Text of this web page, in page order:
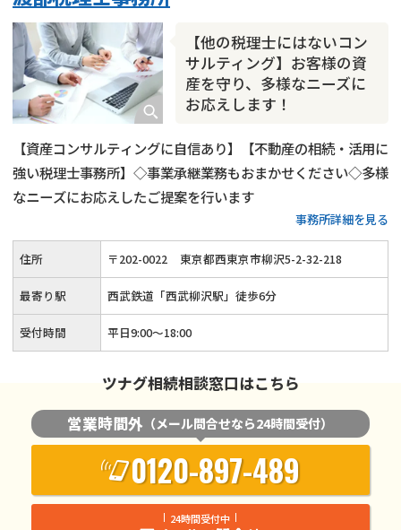
相続人調査
相続トラブル
【他の税理士にはないコン
サルティング】お客様の資
産を守り、多様なニーズに
お応えします！
【資産コンサルティングに自信あり】【不動産の相続・活用に
強い税理士事務所】◇事業承継業務もおまかせください◇多様
なニーズにお応えしたご提案を行います
事務所詳細を見る
住所 〒202-0022 東京都西東京市柳沢5-2-32-218
最寄り駅 西武鉄道「西武柳沢駅」徒歩6分
受付時間 平日9:00～18:00
ツナグ相続相談窓口はこちら
営業時間外 （メール問合せなら24時間受付）
0120-897-489
24時間受付中